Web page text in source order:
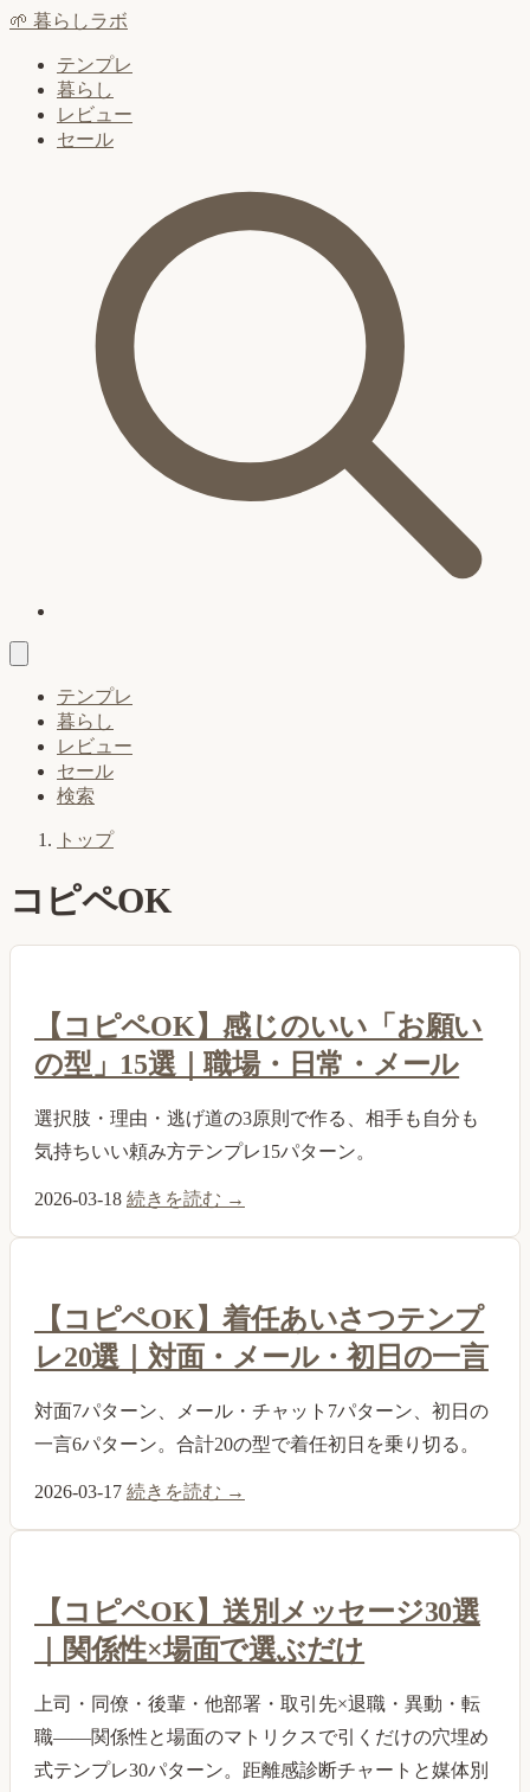
🌱 暮らしラボ
テンプレ
暮らし
レビュー
セール
テンプレ
暮らし
レビュー
セール
検索
トップ
コピペOK
【コピペOK】感じのいい「お願い
の型」15選｜職場・日常・メール
選択肢・理由・逃げ道の3原則で作る、相手も自分も
気持ちいい頼み方テンプレ15パターン。
2026-03-18 続きを読む →
【コピペOK】着任あいさつテンプ
レ20選｜対面・メール・初日の一言
対面7パターン、メール・チャット7パターン、初日の
一言6パターン。合計20の型で着任初日を乗り切る。
2026-03-17 続きを読む →
【コピペOK】送別メッセージ30選
｜関係性×場面で選ぶだけ
上司・同僚・後輩・他部署・取引先×退職・異動・転
職——関係性と場面のマトリクスで引くだけの穴埋め
式テンプレ30パターン。距離感診断チャートと媒体別